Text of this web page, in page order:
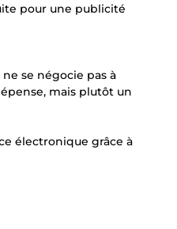
pour une publicité
se négocie pas à
mais plutôt un
électronique grâce à